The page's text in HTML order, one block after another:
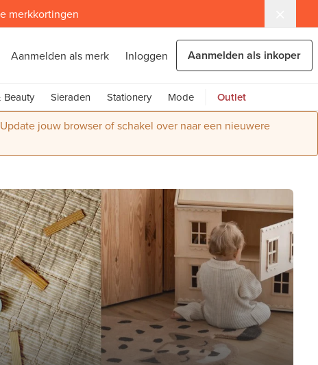
merkkortingen
Aanmelden als merk Inloggen Aanmelden als inkoper
Beauty Sieraden Stationery Mode Outlet
jouw browser of schakel over naar een nieuwere